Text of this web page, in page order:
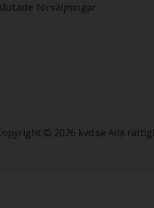
försäljningar
© 2026 kvd.se Alla